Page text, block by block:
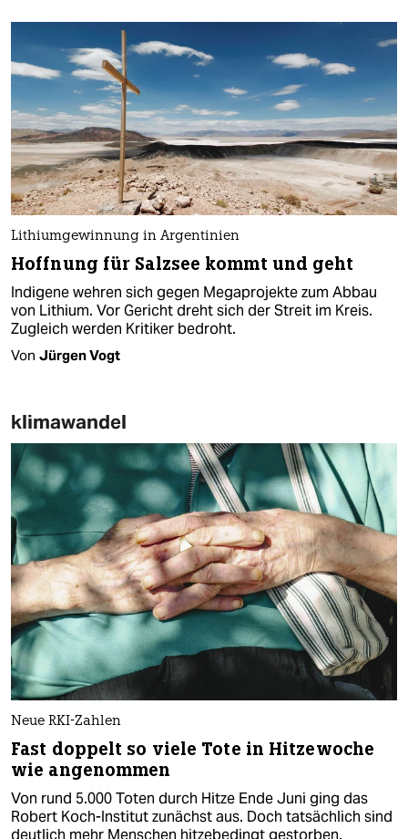
Lithiumgewinnung in Argentinien
Hoffnung für Salzsee kommt und geht
Indigene wehren sich gegen Megaprojekte zum Abbau
von Lithium. Vor Gericht dreht sich der Streit im Kreis.
Zugleich werden Kritiker bedroht.
Von Jürgen Vogt
klimawandel
Neue RKI-Zahlen
Fast doppelt so viele Tote in Hitzewoche
wie angenommen
Von rund 5.000 Toten durch Hitze Ende Juni ging das
Robert Koch-Institut zunächst aus. Doch tatsächlich sind